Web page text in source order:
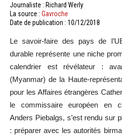
Journaliste : Richard Werly
La source : Gavroche
Date de publication : 10/12/2018
Le savoir-faire des pays de
durable représente une niche
calendrier est révélateur :
(Myanmar) de la Haute-
pour les Affaires étrangères
le commissaire européen en
Anders Piebalgs, s’est rendu sur
: préparer avec les autorités